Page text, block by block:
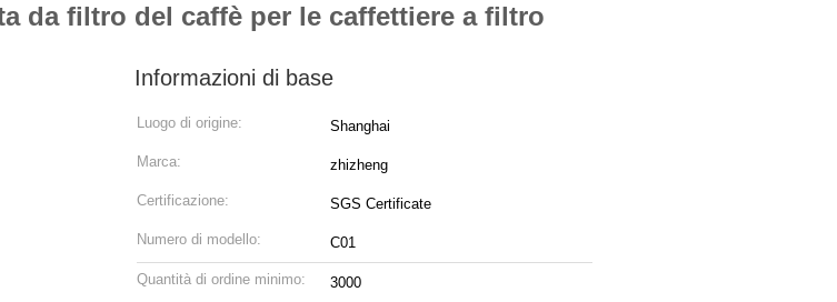
da filtro del caffè per le caffettiere a filtro
Informazioni di base
Luogo di origine: Shanghai
Marca: zhizheng
Certificazione: SGS Certificate
Numero di modello: C01
Quantità di ordine minimo: 3000